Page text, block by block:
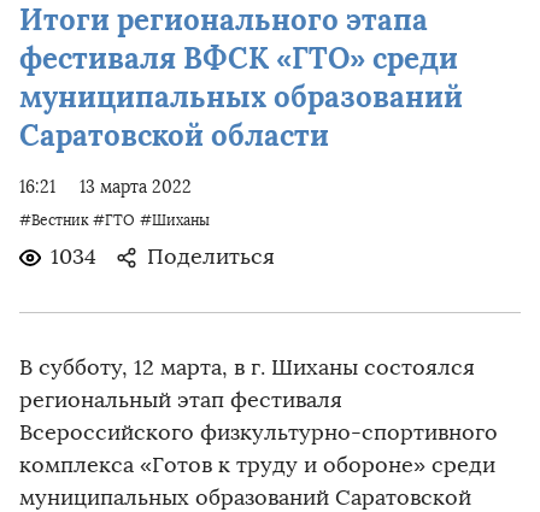
Итоги регионального этапа
фестиваля ВФСК «ГТО» среди
муниципальных образований
Саратовской области
16:21 13 марта 2022
#Вестник #ГТО #Шиханы
1034 Поделиться
В субботу, 12 марта, в г. Шиханы состоялся
региональный этап фестиваля
Всероссийского физкультурно-спортивного
комплекса «Готов к труду и обороне» среди
муниципальных образований Саратовской